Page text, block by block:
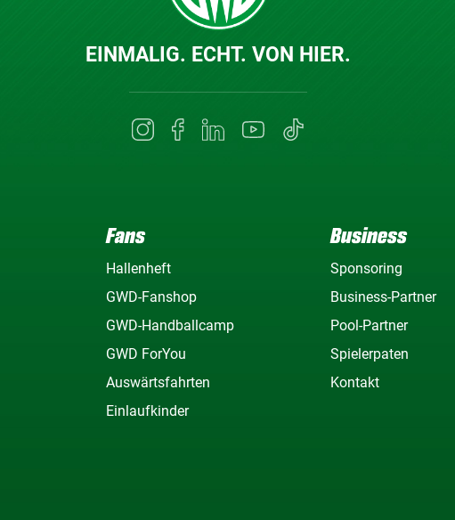
EINMALIG. ECHT. VON HIER.
Fans
Hallenheft
GWD-Fanshop
GWD-Handballcamp
GWD ForYou
Auswärtsfahrten
Einlaufkinder
Business
Sponsoring
Business-Partner
Pool-Partner
Spielerpaten
Kontakt